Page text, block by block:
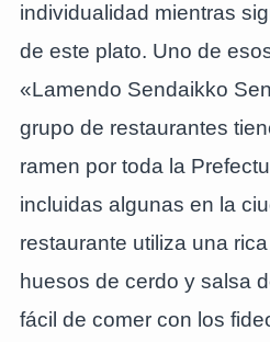
individualidad mientras
de este plato. Uno de
«Lamendo Sendaikko
grupo de restaurantes
ramen por toda la
incluidas algunas en la
restaurante utiliza una
huesos de cerdo y salsa
fácil de comer con los